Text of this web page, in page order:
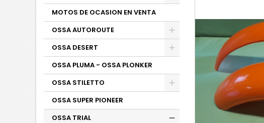
MOTOS DE OCASION EN VENTA
OSSA AUTOROUTE
OSSA DESERT
OSSA PLUMA - OSSA PLONKER
OSSA STILETTO
OSSA SUPER PIONEER
OSSA TRIAL